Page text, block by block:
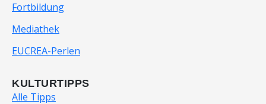
Fortbildung
Mediathek
EUCREA-Perlen
KULTURTIPPS
Alle Tipps